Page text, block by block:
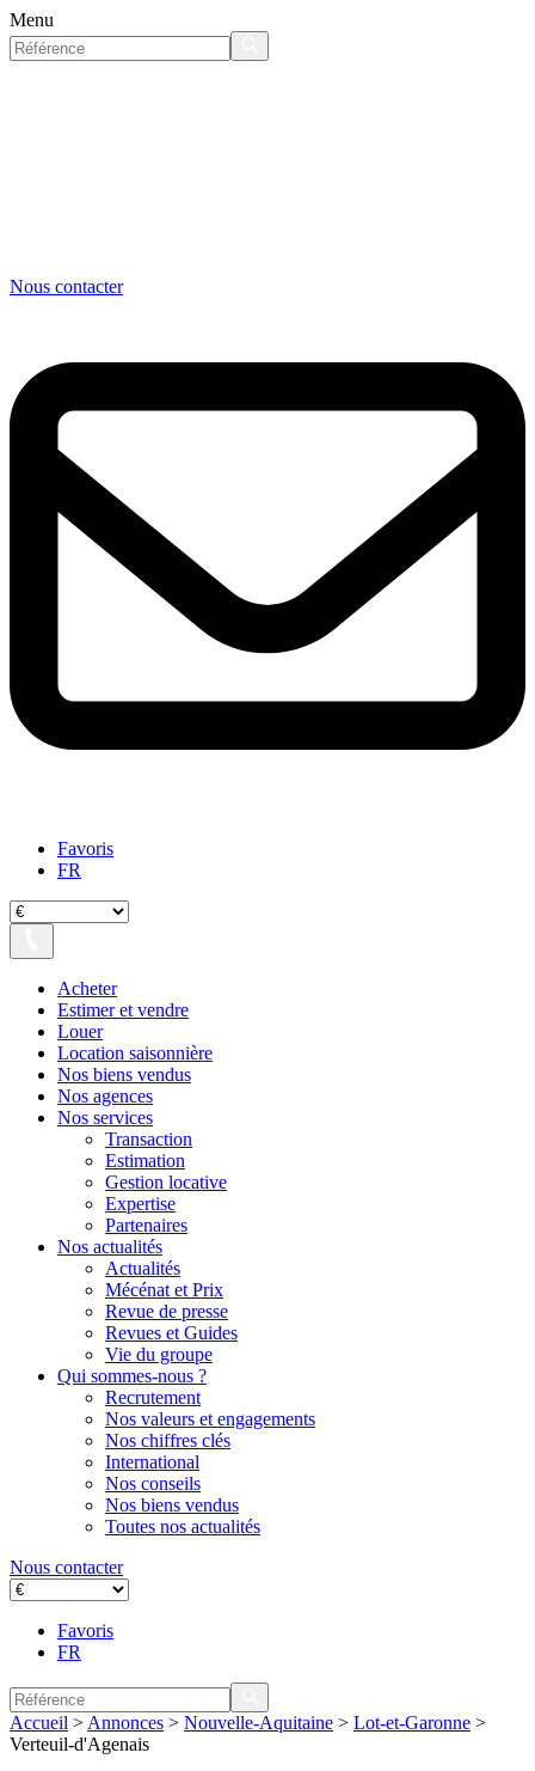
Menu
Nous contacter
Favoris
FR
Acheter
Estimer et vendre
Louer
Location saisonnière
Nos biens vendus
Nos agences
Nos services
Transaction
Estimation
Gestion locative
Expertise
Partenaires
Nos actualités
Actualités
Mécénat et Prix
Revue de presse
Revues et Guides
Vie du groupe
Qui sommes-nous ?
Recrutement
Nos valeurs et engagements
Nos chiffres clés
International
Nos conseils
Nos biens vendus
Toutes nos actualités
Nous contacter
Favoris
FR
Accueil > Annonces > Nouvelle-Aquitaine > Lot-et-Garonne >
Verteuil-d'Agenais